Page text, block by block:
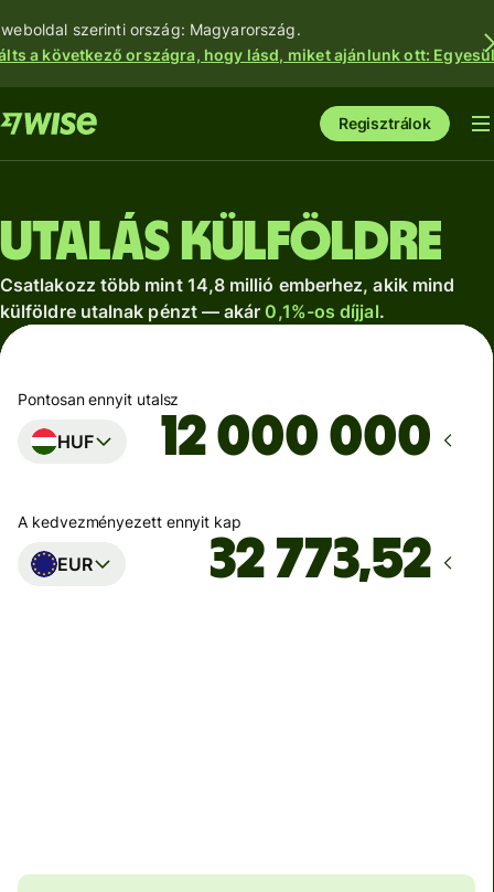
szerinti ország: Magyarország.
a következő országra, hogy lásd, miket ajánlunk ott:
Regisztrálok
Utalás külföldre
Csatlakozz több mint 14,8 millió emberhez, akik mind
külföldre utalnak pénzt — akár 0,1%-os díjjal.
Pontosan ennyit utalsz
HUF
A kedvezményezett ennyit kap
EUR